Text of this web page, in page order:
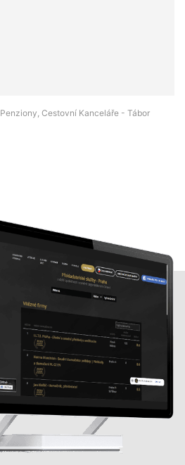
Penziony, Cestovní Kanceláře - Tábor